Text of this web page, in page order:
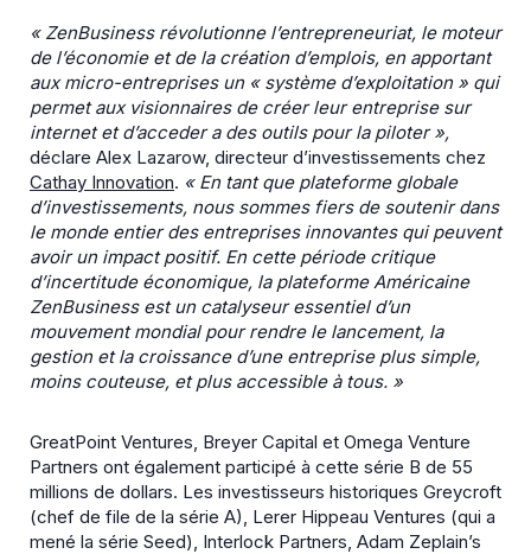
« ZenBusiness révolutionne l’entrepreneuriat, le moteur
de l’économie et de la création d’emplois, en apportant
aux micro-entreprises un « système d’exploitation » qui
permet aux visionnaires de créer leur entreprise sur
internet et d’acceder a des outils pour la piloter »,
déclare Alex Lazarow, directeur d’investissements chez
Cathay Innovation. « En tant que plateforme globale
d’investissements, nous sommes fiers de soutenir dans
le monde entier des entreprises innovantes qui peuvent
avoir un impact positif. En cette période critique
d’incertitude économique, la plateforme Américaine
ZenBusiness est un catalyseur essentiel d’un
mouvement mondial pour rendre le lancement, la
gestion et la croissance d’une entreprise plus simple,
moins couteuse, et plus accessible à tous. »
GreatPoint Ventures, Breyer Capital et Omega Venture
Partners ont également participé à cette série B de 55
millions de dollars. Les investisseurs historiques Greycroft
(chef de file de la série A), Lerer Hippeau Ventures (qui a
mené la série Seed), Interlock Partners, Adam Zeplain’s